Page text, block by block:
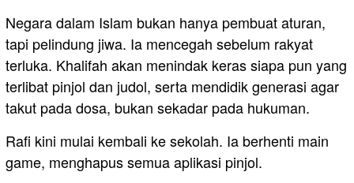
Negara dalam Islam bukan hanya pembuat aturan,
tapi pelindung jiwa. Ia mencegah sebelum rakyat
terluka. Khalifah akan menindak keras siapa pun yang
terlibat pinjol dan judol, serta mendidik generasi agar
takut pada dosa, bukan sekadar pada hukuman.
Rafi kini mulai kembali ke sekolah. Ia berhenti main
game, menghapus semua aplikasi pinjol.